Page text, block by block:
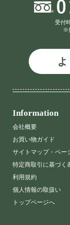
受付
※
Information
会社概要
お買い物ガイド
サイトマップ・ペー
特定商取引に基づく
利用規約
個人情報の取扱い
トップページへ